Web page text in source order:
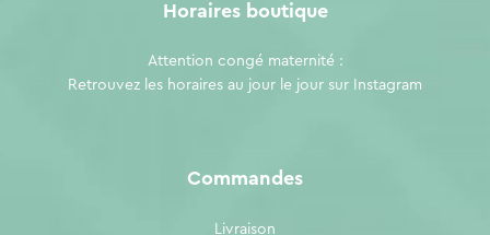
Commandes
Livraison
Horaires boutique
Attention congé maternité :
Retrouvez les horaires au jour le jour sur
Instagram